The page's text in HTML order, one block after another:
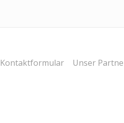
Kontaktformular Unser